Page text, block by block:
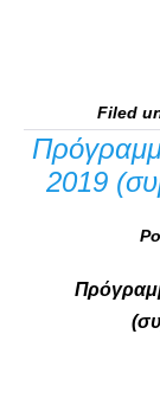
Filed
2019